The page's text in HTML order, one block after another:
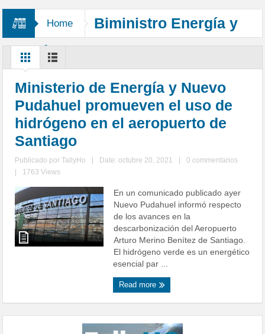
Home
Biministro Energía y
Minería
Ministerio de Energía y Nuevo
Pudahuel promueven el uso de
hidrógeno en el aeropuerto de
Santiago
Publicado porTallyHo Date: octubre 20, 2021
0 commentarios
1763 Views
En un comunicado publicado ayer
Nuevo Pudahuel informó respecto
de los avances en la
descarbonización del Aeropuerto
Arturo Merino Benítez de Santiago.
El hidrógeno verde es un energético
esencial par ...
Read more